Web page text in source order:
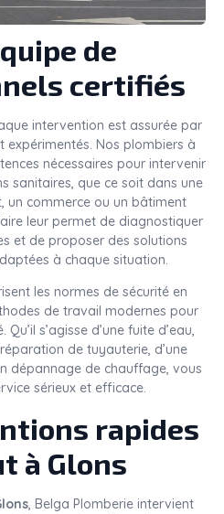
de
certifiés
intervention est assurée par
expérimentés. Nos plombiers à
nécessaires pour intervenir
sanitaires, que ce soit dans une
un commerce ou un bâtiment
leur permet de diagnostiquer
et de proposer des solutions
à chaque situation.
les normes de sécurité en
de travail modernes pour
s’agisse d’une fuite d’eau,
de tuyauterie, d’une
dépannage de chauffage, vous
sérieux et efficace.
rapides
à Glons
, Belga Plomberie intervient